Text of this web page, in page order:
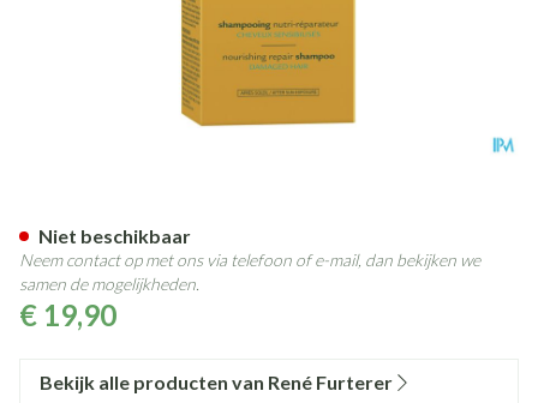
€ 19,90
Niet beschikbaar
Neem contact op met ons via telefoon of e-mail, dan bekijken we
samen de mogelijkheden.
Bekijk alle producten van René Furterer